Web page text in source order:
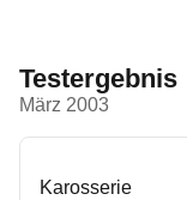
Testergebnis
März 2003
Karosserie